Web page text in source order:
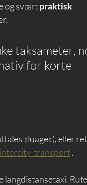
og svært praktisk
taksameter,
for korte
«luage»), eller
transport .
langdistansetaxi.